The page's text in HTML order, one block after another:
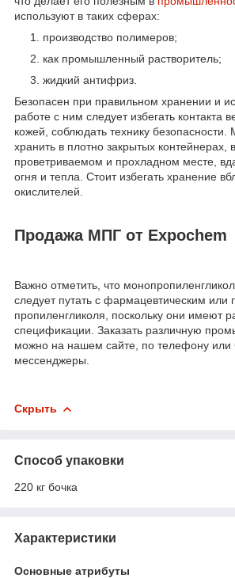
используют в таких сферах:
производство полимеров;
как промышленный растворитель;
жидкий антифриз.
Безопасен при правильном хранении и
работе с ним следует избегать контакта
кожей, соблюдать технику безопасности.
хранить в плотно закрытых контейнерах,
проветриваемом и прохладном месте,
огня и тепла. Стоит избегать хранение
окислителей.
Продажа МПГ от Expochem
Важно отметить, что
следует путать с фармацевтическим
пропиленгликоля, поскольку они имеют
спецификации. Заказать различную
можно на нашем сайте, по телефону или
мессенджеры.
Скрыть
Способ упаковки
220 кг бочка
Характеристики
Основные атрибуты